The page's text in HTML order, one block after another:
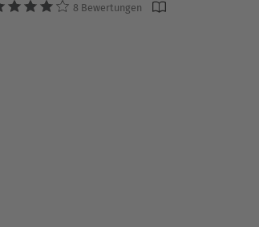
8 Bewertungen